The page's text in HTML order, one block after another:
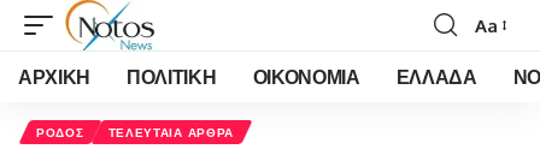
Font
Resizer
Aa
ΑΡΧΙΚΗ ΠΟΛΙΤΙΚΗ ΟΙΚΟΝΟΜΙΑ ΕΛΛΑΔΑ
ΡΟΔΟΣ ΤΕΛΕΥΤΑΙΑ ΑΡΘΡΑ